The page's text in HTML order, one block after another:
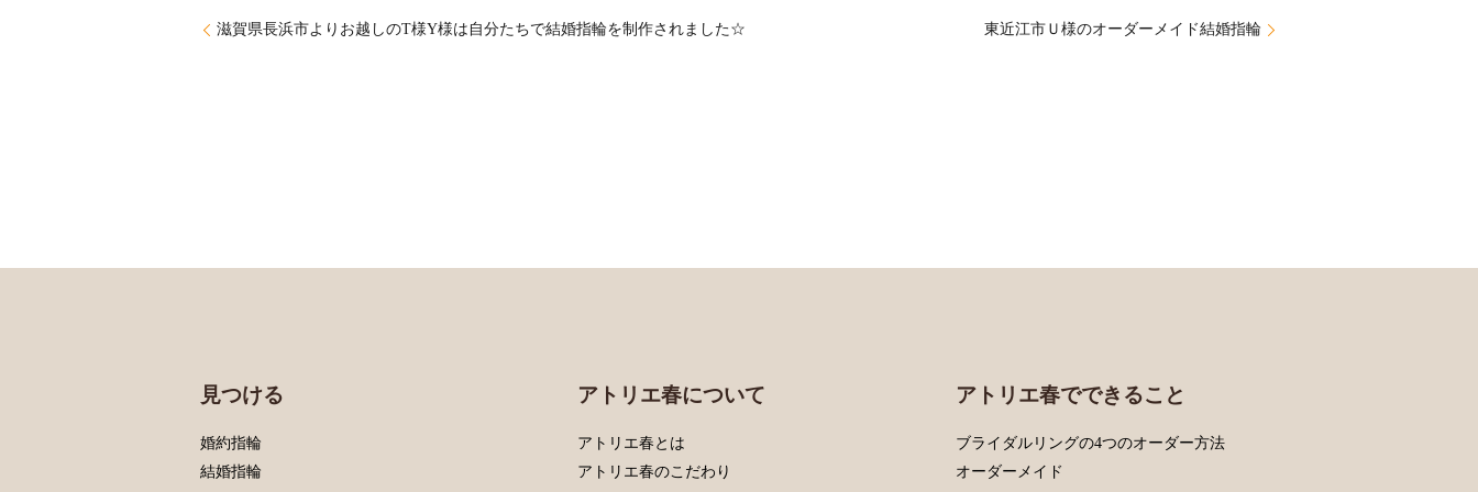
滋賀県長浜市よりお越しのT様Y様は自分たちで結婚指輪を制作されました☆ 東近江市Ｕ様のオーダーメイド結婚指輪
見つける
婚約指輪
結婚指輪
アトリエ春について
アトリエ春とは
アトリエ春のこだわり
アトリエ春でできること
ブライダルリングの4つのオーダー方法
オーダーメイド